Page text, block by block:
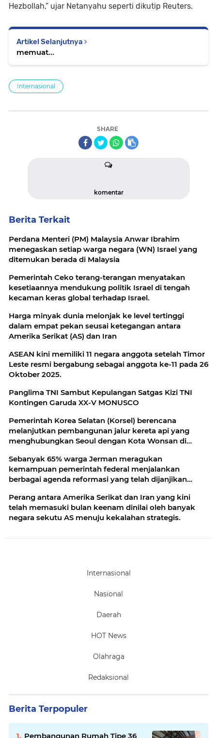
Hezbollah,” ujar Netanyahu seperti dikutip Reuters.
Artikel Selanjutnya
memuat...
Internasional
SHARE
komentar
Berita Terkait
Perdana Menteri (PM) Malaysia Anwar Ibrahim
menegaskan setiap warga negara (WN) Israel yang
ditemukan berada di Malaysia
Pemerintah Ceko terang-terangan menyatakan
kesetiaannya mendukung politik Israel di tengah
kecaman keras global terhadap Israel.
Harga minyak dunia melonjak ke level tertinggi
dalam empat pekan seusai ketegangan antara
Amerika Serikat (AS) dan Iran
ASEAN kini memiliki 11 negara anggota setelah Timor
Leste resmi bergabung sebagai anggota ke-11 pada 26
Oktober 2025.
Panglima TNI Sambut Kepulangan Satgas Kizi TNI
Kontingen Garuda XX-V MONUSCO
Pemerintah Korea Selatan (Korsel) berencana
melanjutkan pembangunan jalur kereta api yang
menghubungkan Seoul dengan Kota Wonsan di
Sebanyak 65% warga Jerman meragukan
kemampuan pemerintah federal menjalankan
berbagai agenda reformasi yang telah dijanjikan
Perang antara Amerika Serikat dan Iran yang kini
telah memasuki bulan keenam dinilai oleh banyak
negara sekutu AS menuju kekalahan strategis.
Internasional
Nasional
Daerah
HOT News
Olahraga
Redaksional
Berita Terpopuler
Pembangunan Rumah Tipe 36